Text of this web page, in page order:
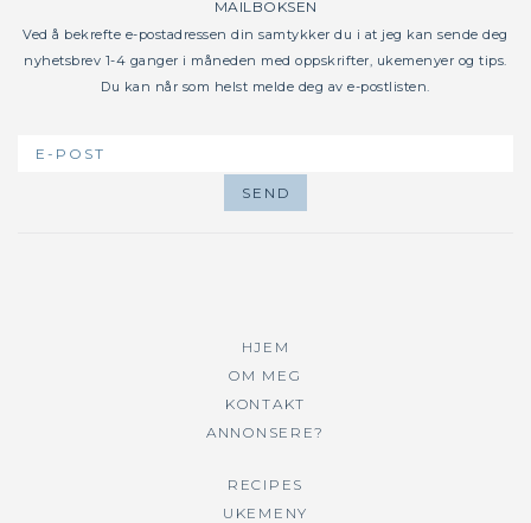
MAILBOKSEN
Ved å bekrefte e-postadressen din samtykker du i at jeg kan sende deg
nyhetsbrev 1-4 ganger i måneden med oppskrifter, ukemenyer og tips.
Du kan når som helst melde deg av e-postlisten.
HJEM
OM MEG
KONTAKT
ANNONSERE?
RECIPES
UKEMENY